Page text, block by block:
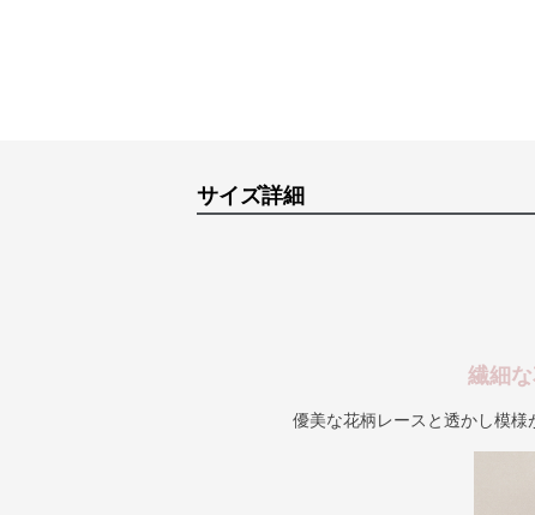
サイズ詳細
繊細
優美な花柄レースと透かし模